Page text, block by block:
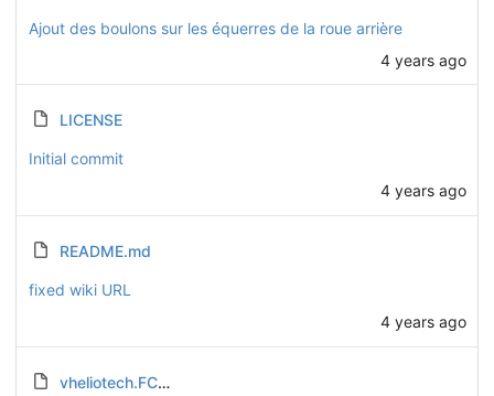
Ajout des boulons sur les équerres de la roue arrière
4 years ago
LICENSE
Initial commit
4 years ago
README.md
fixed wiki URL
4 years ago
vheliotech.FCStd